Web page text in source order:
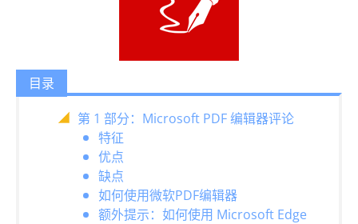
目录
第 1 部分：Microsoft PDF 编辑器评论
特征
优点
缺点
如何使用微软PDF编辑器
额外提示：如何使用 Microsoft Edge